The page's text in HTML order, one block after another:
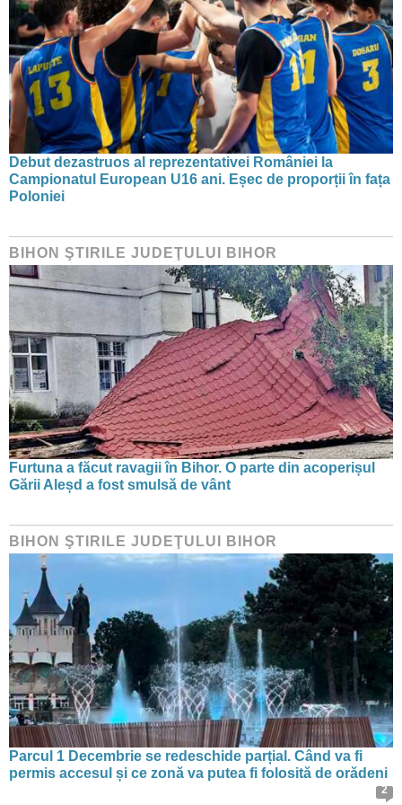
Debut dezastruos al reprezentativei României la
Campionatul European U16 ani. Eșec de proporții în fața
Poloniei
BIHON ŞTIRILE JUDEŢULUI BIHOR
Furtuna a făcut ravagii în Bihor. O parte din acoperișul
Gării Aleșd a fost smulsă de vânt
BIHON ŞTIRILE JUDEŢULUI BIHOR
Parcul 1 Decembrie se redeschide parțial. Când va fi
permis accesul și ce zonă va putea fi folosită de orădeni
2